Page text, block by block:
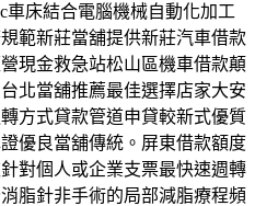
車床結合電腦機械自動化加工
範新莊當舖提供新莊汽車借款
現金救急站松山區機車借款顛
北當舖推薦最佳選擇店家大安
方式貸款管道申貸較新式優質
優良當舖傳統。屏東借款額度
對個人或企業支票最快速週轉
脂針非手術的局部減脂療程頻